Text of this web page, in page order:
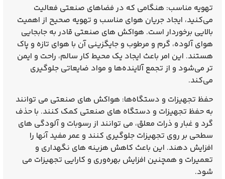
تهویه مناسب: هنگامی که در فضاهای صنعتی فعالیت
می‌کنید، ایجاد جریان هوای مناسب و تهویه صحیح از اهمیت
بالایی برخوردار است. هواکش‌ های صنعتی قادر به جابجایی
هوای آلوده، گرم و مرطوب و جایگزینی آن با هوای تازه و پاک
هستند. این امر باعث ایجاد یک محیط کار سالم، راحت و ایمن‌
تر می‌شود و از تجمع آلاینده‌ها و مواد ضایعاتی جلوگیری
می‌کند.
حفظ تجهیزات و دستگاه‌ها: هواکش‌ های صنعتی می‌ توانند
به حفظ تجهیزات و دستگاه‌ های صنعتی کمک کنند. با حذف
گرد و غبار و ذرات معلق، می‌ توانند از رسوبات و آلودگی‌ های
سطحی بر روی تجهیزات جلوگیری کنند و عمر مفید آنها را
افزایش دهند. این باعث کاهش هزینه‌ های نگهداری و
تعمیرات و همچنین افزایش بهره‌وری و کارایی تجهیزات می‌
شود.